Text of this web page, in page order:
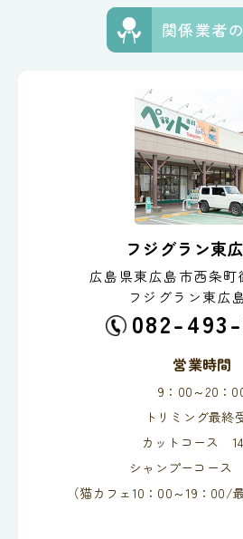
関係業者
フジグラン東
広島県東広島市西条町
フジグラン東広
082-
営業時間
9：00～20：
トリミング最終
カットコース
シャンプーコース
（猫カフェ10：00～19：00/